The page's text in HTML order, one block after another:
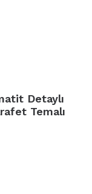
Detaylı
Temalı